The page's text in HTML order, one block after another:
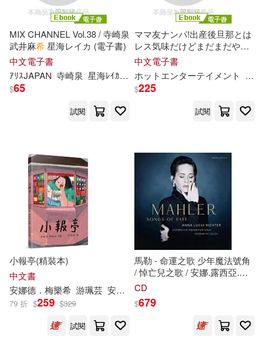
萬達兒童文化發展有限公司(16)
葉志輝(16)
（瑞士）斯比麗(16)
TYPE-MOON(15)
上海市教育委員會教學研究室(15)
中國法制出版社(15)
本書編纂委員會(15)
王光賢（主編）(15)
程恩富，顧海良（主編）(15)
至強工作室編繪(15)
湖南文藝出版社(87)
經濟管理出版社(87)
華中科技大學出版社(85)
中國林業出版社(84)
中國環境科學出版社(84)
上海人民美術出版社(83)
中國水利水電出版社(83)
MIX CHANNEL Vol.38 / 寺崎泉
武井麻希星海レイカ (電子書)
中文電子書
ｱﾘｽJAPAN 寺崎泉 星海ﾚｲｶ 武井麻 希
$65
試閱
ママ友ナンパ!出産後旦那とは
レス気味だけどまだまだやり
たい盛りの若奥さんにガチ交
渉しちゃいました 南希
千尋 (電子書)
中文電子書
ホットエンターテイメント 南希
$225
試閱
小報亭(精裝本)
中文書
安娜德 ．梅樂希 游珮芸 安娜 ．梅樂
79 折 $259 $329
試閱
馬勒 - 命運之歌 少年魔法號角
/ 悼亡兒之歌 / 安娜.露西亞.李
希特 女中音 / 喬丹.
(Mahler - Songs of Fate / Anna
CD
$679